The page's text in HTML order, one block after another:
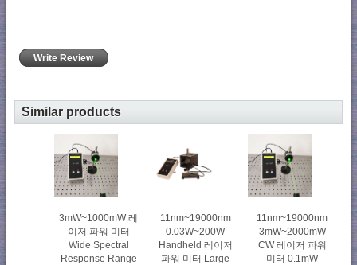
Write Review
Similar products
3mW~1000mW 레
이저 파워 미터
Wide Spectral
Response Range
11nm~19000nm
0.03W~200W
Handheld 레이저
파워 미터 Large
11nm~19000nm
3mW~2000mW
CW 레이저 파워
미터 0.1mW